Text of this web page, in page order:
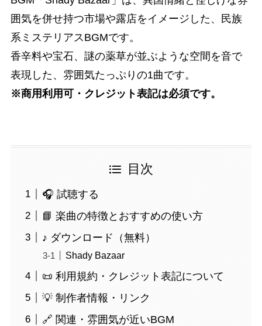
囲気を併せ持つ市場や露店をイメージした、民族
系ミステリアスBGMです。
香辛料や宝石、謎の薬草が並ぶような空間を音で
表現した、雰囲気たっぷりの1曲です。
※商用利用可・クレジット表記は必須です。
目次
🎧 試聴する
📘 楽曲の特徴とおすすめの使い方
♪ ダウンロード（無料）
Shady Bazaar
📜 利用規約・クレジット表記について
💡 制作者情報・リンク
🔗 関連・雰囲気が近いBGM